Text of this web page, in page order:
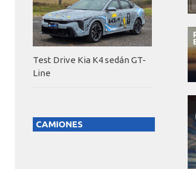
Test Drive Kia K4 sedán GT-
Line
CAMIONES